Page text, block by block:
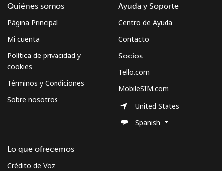
Quiénes somos
Página Principal
Mi cuenta
Política de privacidad y
cookies
Términos y Condiciones
Sobre nosotros
Lo que ofrecemos
Crédito de Voz
Ayuda y Soporte
Centro de Ayuda
Contacto
Socios
Tello.com
MobileSIM.com
United States
Spanish